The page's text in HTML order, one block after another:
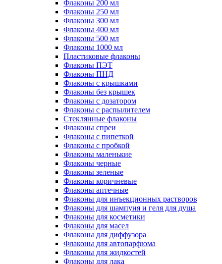
Флаконы 200 мл
Флаконы 250 мл
Флаконы 300 мл
Флаконы 400 мл
Флаконы 500 мл
Флаконы 1000 мл
Пластиковые флаконы
Флаконы ПЭТ
Флаконы ПНД
Флаконы с крышками
Флаконы без крышек
Флаконы с дозатором
Флаконы с распылителем
Стеклянные флаконы
Флаконы cпреи
Флаконы с пипеткой
Флаконы с пробкой
Флаконы маленькие
Флаконы черные
Флаконы зеленые
Флаконы коричневые
Флаконы аптечные
Флаконы для инъекционных растворов
Флаконы для шампуня и геля для душа
Флаконы для косметики
Флаконы для масел
Флаконы для диффузора
Флаконы для автопарфюма
Флаконы для жидкостей
Флаконы для лака